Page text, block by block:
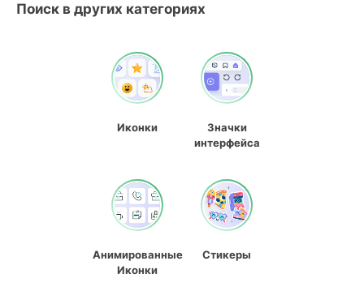
Поиск в других категориях
Иконки
Значки
интерфейса
Анимированные
Иконки
Стикеры